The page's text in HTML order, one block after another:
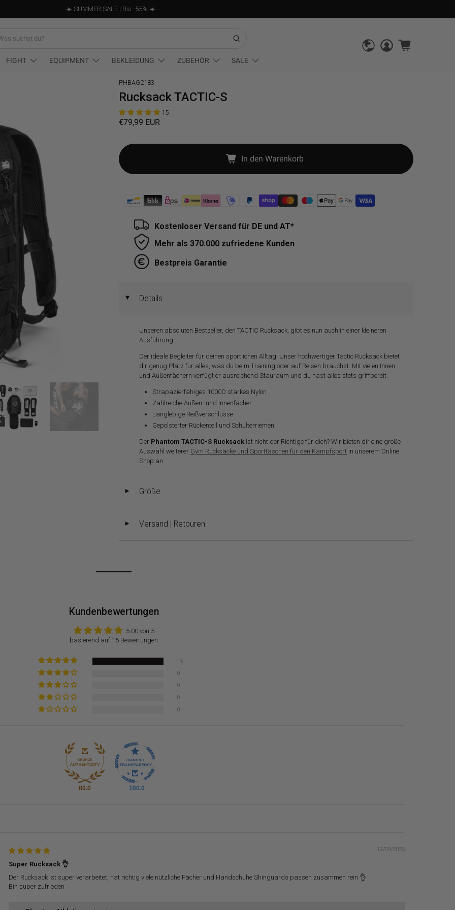
☀️ SUMMER SALE | Bis -55% ☀️
FIGHT EQUIPMENT BEKLEIDUNG ZUBEHÖR SALE
PHBAG2183
Rucksack TACTIC-S
15
€79,99 EUR
In den Warenkorb
Kostenloser Versand für DE und AT*
Mehr als 370.000 zufriedene Kunden
Bestpreis Garantie
◄ Details
Unseren absoluten Bestseller, den TACTIC Rucksack, gibt es nun auch in einer kleineren
Ausführung.
Der ideale Begleiter für deinen sportlichen Alltag. Unser hochwertiger Tactic Rucksack bietet
dir genug Platz für alles, was du beim Training oder auf Reisen brauchst. Mit vielen Innen
und Außenfächern verfügt er ausreichend Stauraum und du hast alles stets griffbereit.
Strapazierfähiges 1000D starkes Nylon
Zahlreiche Außen- und Innenfächer
Langlebige Reißverschlüsse
Gepolsterter Rückenteil und Schulterriemen
Der Phantom TACTIC-S Rucksack ist nicht der Richtige für dich? Wir bieten dir eine große
Auswahl weiterer Gym Rucksäcke und Sporttaschen für den Kampfsport in unserem Online
Shop an.
◄ Größe
◄ Versand | Retouren
Kundenbewertungen
5.00 von 5
basierend auf 15 Bewertungen
15
0
0
0
0
80.0 100.0
12/09/2025
Super Rucksack 👌
Der Rucksack ist super verarbeitet, hat richtig viele nützliche Fächer und Handschuhe Shinguards passen zusammen rein 👌
Bin super zufrieden